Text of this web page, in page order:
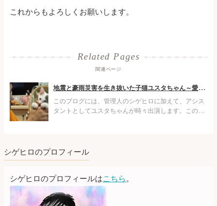
これからもよろしくお願いします。
関連ページ
地震と豪雨災害を生き抜いた子猫ユスタちゃん～愛と幸せの泣ける物語
このブログには、管理人のシゲヒロに加えて、アシス
タントとしてユスタちゃんが時々出演します。この記
シゲヒロのプロフィール
シゲヒロのプロフィールはこちら 。